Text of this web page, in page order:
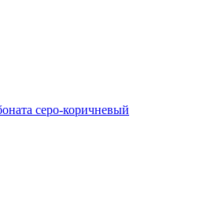
серо-коричневый